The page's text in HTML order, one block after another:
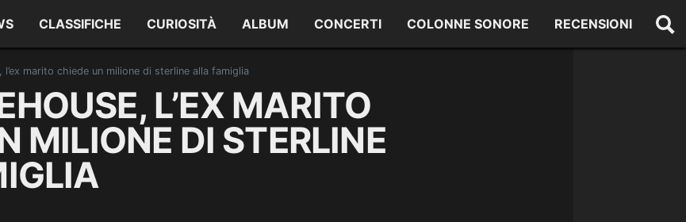
CLASSIFICHE CURIOSITÀ ALBUM CONCERTI COLONNE SONORE RECENSIONI
l’ex marito chiede un milione di sterline alla famiglia
L’EX MARITO
MILIONE DI STERLINE